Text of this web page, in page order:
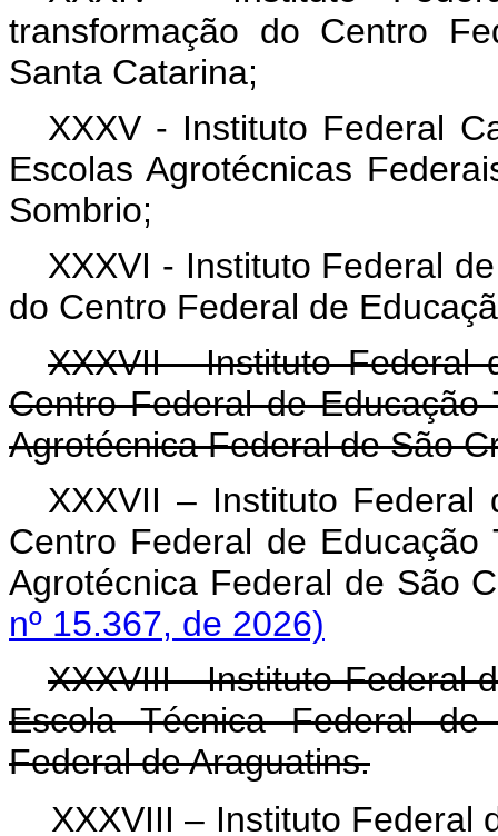
transformação do Centro
Santa Catarina;
XXXV - Instituto Federal
Escolas Agrotécnicas
Sombrio;
XXXVI - Instituto Federal
do Centro Federal de
XXXVII - Instituto Federal
Centro Federal de
Agrotécnica Federal de São
XXXVII – Instituto Federal
Centro Federal de
Agrotécnica Federal de
nº 15.367, de 2026)
XXXVIII - Instituto Federal
Escola Técnica Federal
Federal de Araguatins.
XXXVIII – Instituto Federal